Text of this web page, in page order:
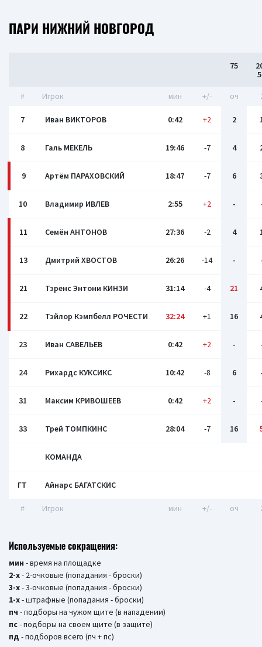
ПАРИ НИЖНИЙ НОВГОРОД
75
# Игрок мин +/- оч
7 Иван ВИКТОРОВ 0:42 +2 2
8 Галь МЕКЕЛЬ 19:46 -7 4
9 Артём ПАРАХОВСКИЙ 18:47 -7 6
10 Владимир ИВЛЕВ 2:55 +2 -
11 Семён АНТОНОВ 27:36 -2 4
13 Дмитрий ХВОСТОВ 26:26 -14 -
21 Тэренс Энтони КИНЗИ 31:14 -4 21
22 Тэйлор Кэмпбелл РОЧЕСТИ 32:24 +1 16
23 Иван САВЕЛЬЕВ 0:42 +2 -
24 Рихардс КУКСИКС 10:42 -8 6
31 Максим КРИВОШЕЕВ 0:42 +2 -
33 Трей ТОМПКИНС 28:04 -7 16
КОМАНДА
ГТ Айнарс БАГАТСКИС
# Игрок мин +/- оч
Используемые сокращения:
мин - время на площадке
2-х- 2-очковые (попадания - броски)
3-х- 3-очковые (попадания - броски)
1-х- штрафные (попадания - броски)
пч - подборы на чужом щите (в нападении)
пс- подборы на своем щите (в защите)
пд - подборов всего (пч + пс)